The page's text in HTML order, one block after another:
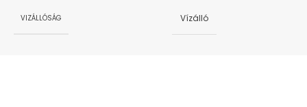
VIZÁLLÓSÁG Vízálló